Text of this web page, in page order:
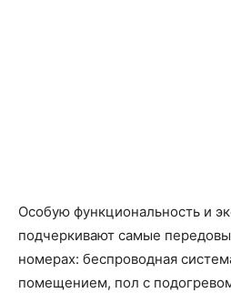
Особую функциональность и
подчеркивают самые
номерах: беспроводная
помещением, пол с